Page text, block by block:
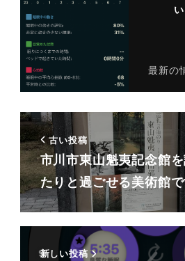
最新の
古い投稿
市川市東山魁夷記念館
たりと過ごせる美術館
新しい投稿